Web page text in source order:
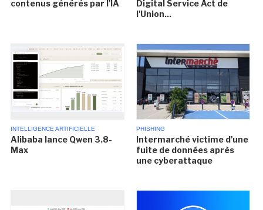
contenus générés par l'IA
Digital Service Act de
l'Union...
INTELLIGENCE ARTIFICIELLE
Alibaba lance Qwen 3.8-
Max
PHISHING
Intermarché victime d'une
fuite de données après
une cyberattaque